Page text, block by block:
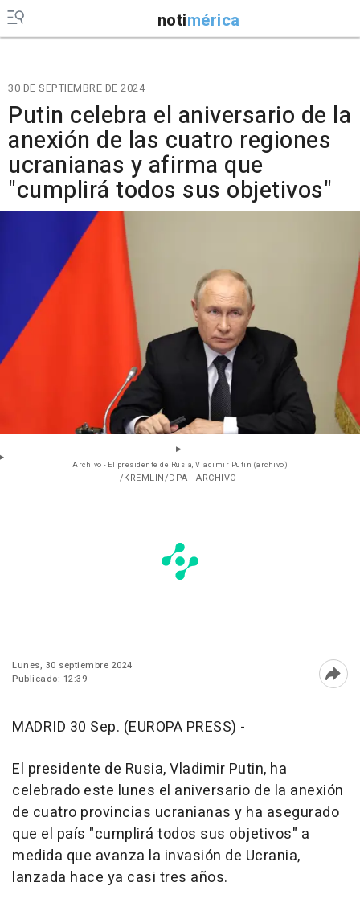
notimérica
30 DE SEPTIEMBRE DE 2024
Putin celebra el aniversario de la
anexión de las cuatro regiones
ucranianas y afirma que
"cumplirá todos sus objetivos"
Archivo - El presidente de Rusia, Vladimir Putin (archivo)
- -/KREMLIN/DPA - ARCHIVO
Lunes, 30 septiembre 2024
Publicado: 12:39
MADRID 30 Sep. (EUROPA PRESS) -
El presidente de Rusia, Vladimir Putin, ha
celebrado este lunes el aniversario de la anexión
de cuatro provincias ucranianas y ha asegurado
que el país "cumplirá todos sus objetivos" a
medida que avanza la invasión de Ucrania,
lanzada hace ya casi tres años.